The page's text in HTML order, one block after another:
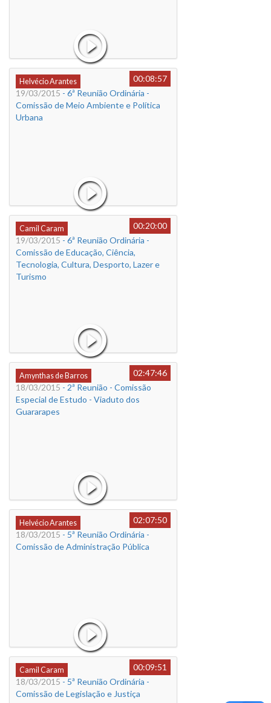
Helvécio Arantes
00:08:57
19/03/2015 - 6ª Reunião Ordinária -
Comissão de Meio Ambiente e Política
Urbana
Camil Caram
00:20:00
19/03/2015 - 6ª Reunião Ordinária -
Comissão de Educação, Ciência,
Tecnologia, Cultura, Desporto, Lazer e
Turismo
Amynthas de Barros
02:47:46
18/03/2015 - 2ª Reunião - Comissão
Especial de Estudo - Viaduto dos
Guararapes
Helvécio Arantes
02:07:50
18/03/2015 - 5ª Reunião Ordinária -
Comissão de Administração Pública
Camil Caram
00:09:51
18/03/2015 - 5ª Reunião Ordinária -
Comissão de Legislação e Justiça